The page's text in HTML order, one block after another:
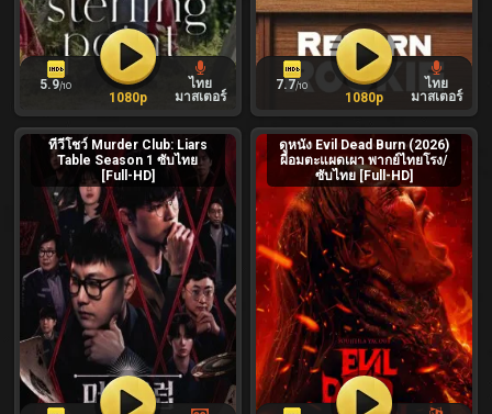
5.9/10
ไทย
มาสเตอร์
1080p
7.7/10
ไทย
มาสเตอร์
1080p
ทีวีโชว์ Murder Club: Liars
Table Season 1 ซับไทย
[Full-HD]
ดูหนัง Evil Dead Burn (2026)
ผีอมตะแผดเผา พากย์ไทยโรง/
ซับไทย [Full-HD]